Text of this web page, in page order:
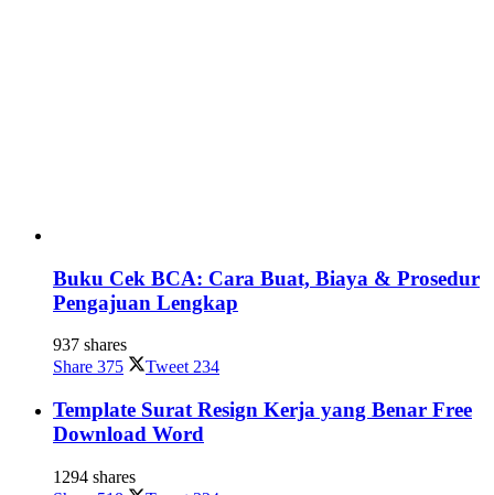
Buku Cek BCA: Cara Buat, Biaya & Prosedur
Pengajuan Lengkap
937 shares
Share 375 Tweet 234
Template Surat Resign Kerja yang Benar Free
Download Word
1294 shares